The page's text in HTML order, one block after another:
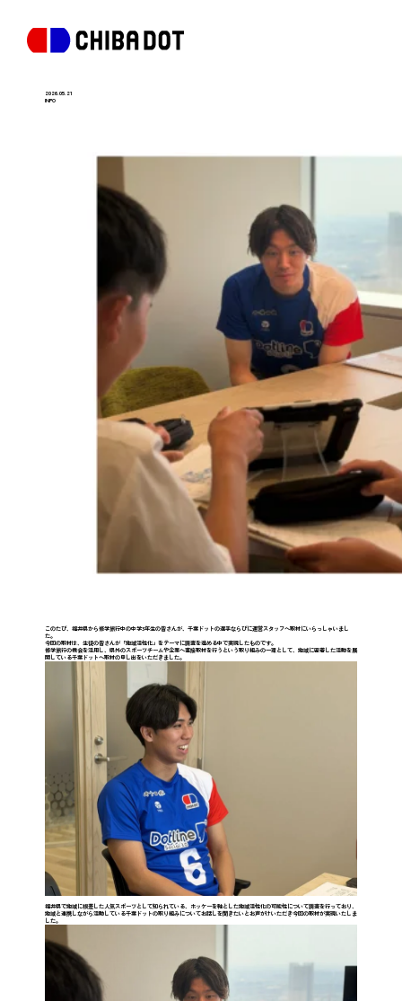
2026.05.21
INFO
このたび、福井県から修学旅行中の中学3年生の皆さんが、千葉ドットの選手ならびに運営スタッフへ取材にいらっしゃいまし
た。
今回の取材は、生徒の皆さんが「地域活性化」をテーマに調査を進める中で実現したものです。
修学旅行の機会を活用し、県外のスポーツチームや企業へ直接取材を行うという取り組みの一環として、地域に密着した活動を展
開している千葉ドットへ取材の申し出をいただきました。
福井県で地域に根差した人気スポーツとして知られている、ホッケーを軸とした地域活性化の可能性について調査を行っており、
地域と連携しながら活動している千葉ドットの取り組みについてお話しを聞きたいとお声がけいただき今回の取材が実現いたしま
した。